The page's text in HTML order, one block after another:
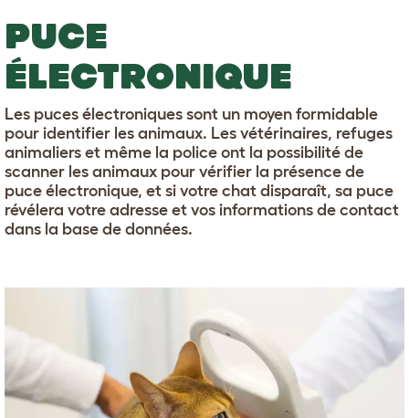
PUCE
ÉLECTRONIQUE
Les puces électroniques sont un moyen formidable
pour identifier les animaux. Les vétérinaires, refuges
animaliers et même la police ont la possibilité de
scanner les animaux pour vérifier la présence de
puce électronique, et si votre chat disparaît, sa puce
révélera votre adresse et vos informations de contact
dans la base de données.